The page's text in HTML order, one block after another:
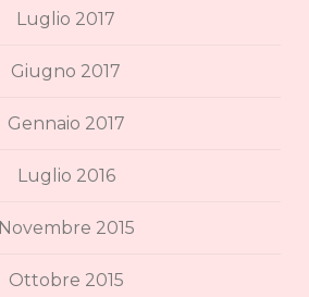
Luglio 2017
Giugno 2017
Gennaio 2017
Luglio 2016
Novembre 2015
Ottobre 2015